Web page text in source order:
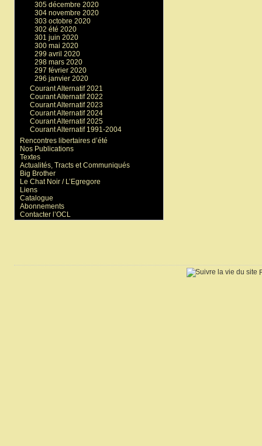
305 décembre 2020
304 novembre 2020
303 octobre 2020
302 été 2020
301 juin 2020
300 mai 2020
299 avril 2020
298 mars 2020
297 février 2020
296 janvier 2020
Courant Alternatif 2021
Courant Alternatif 2022
Courant Alternatif 2023
Courant Alternatif 2024
Courant Alternatif 2025
Courant Alternatif 1991-2004
Rencontres libertaires d’été
Nos Publications
Textes
Actualités, Tracts et Communiqués
Big Brother
Le Chat Noir / L’Egregore
Liens
Catalogue
Abonnements
Contacter l’OCL